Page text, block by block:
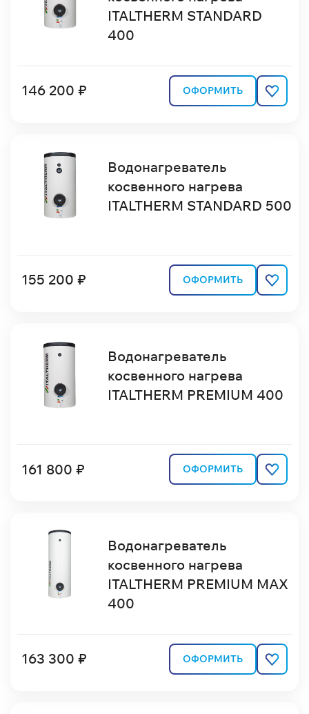
ITALTHERM STANDARD
400
146 200 ₽ ОФОРМИТЬ
Водонагреватель
косвенного нагрева
ITALTHERM STANDARD 500
155 200 ₽ ОФОРМИТЬ
Водонагреватель
косвенного нагрева
ITALTHERM PREMIUM 400
161 800 ₽ ОФОРМИТЬ
Водонагреватель
косвенного нагрева
ITALTHERM PREMIUM MAX
400
163 300 ₽ ОФОРМИТЬ